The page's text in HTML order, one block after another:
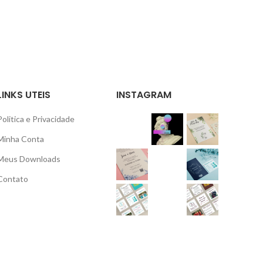
UTEIS
e Privacidade
Conta
Downloads
INSTAGRAM